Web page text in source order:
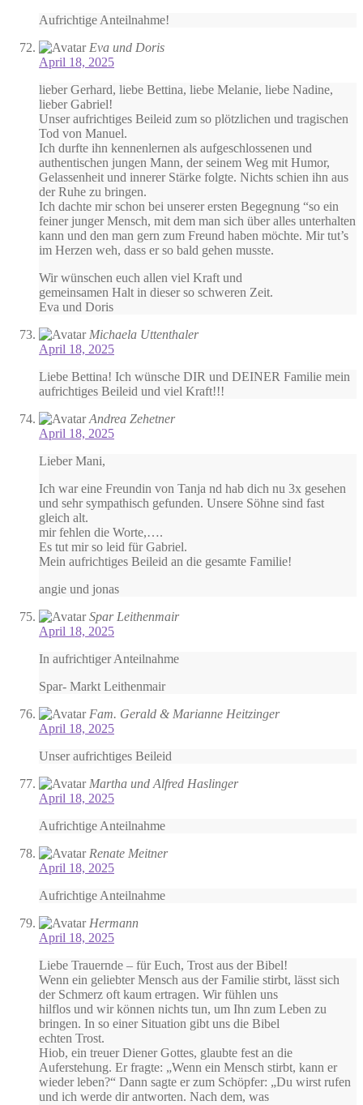
Aufrichtige Anteilnahme!
Eva und Doris
April 18, 2025
lieber Gerhard, liebe Bettina, liebe Melanie, liebe Nadine,
lieber Gabriel!
Unser aufrichtiges Beileid zum so plötzlichen und tragischen
Tod von Manuel.
Ich durfte ihn kennenlernen als aufgeschlossenen und
authentischen jungen Mann, der seinem Weg mit Humor,
Gelassenheit und innerer Stärke folgte. Nichts schien ihn aus
der Ruhe zu bringen.
Ich dachte mir schon bei unserer ersten Begegnung “so ein
feiner junger Mensch, mit dem man sich über alles unterhalten
kann und den man gern zum Freund haben möchte. Mir tut’s
im Herzen weh, dass er so bald gehen musste.
Wir wünschen euch allen viel Kraft und
gemeinsamen Halt in dieser so schweren Zeit.
Eva und Doris
Michaela Uttenthaler
April 18, 2025
Liebe Bettina! Ich wünsche DIR und DEINER Familie mein
aufrichtiges Beileid und viel Kraft!!!
Andrea Zehetner
April 18, 2025
Lieber Mani,
Ich war eine Freundin von Tanja nd hab dich nu 3x gesehen
und sehr sympathisch gefunden. Unsere Söhne sind fast
gleich alt.
mir fehlen die Worte,….
Es tut mir so leid für Gabriel.
Mein aufrichtiges Beileid an die gesamte Familie!
angie und jonas
Spar Leithenmair
April 18, 2025
In aufrichtiger Anteilnahme
Spar- Markt Leithenmair
Fam. Gerald & Marianne Heitzinger
April 18, 2025
Unser aufrichtiges Beileid
Martha und Alfred Haslinger
April 18, 2025
Aufrichtige Anteilnahme
Renate Meitner
April 18, 2025
Aufrichtige Anteilnahme
Hermann
April 18, 2025
Liebe Trauernde – für Euch, Trost aus der Bibel!
Wenn ein geliebter Mensch aus der Familie stirbt, lässt sich
der Schmerz oft kaum ertragen. Wir fühlen uns
hilflos und wir können nichts tun, um Ihn zum Leben zu
bringen. In so einer Situation gibt uns die Bibel
echten Trost.
Hiob, ein treuer Diener Gottes, glaubte fest an die
Auferstehung. Er fragte: „Wenn ein Mensch stirbt, kann er
wieder leben?“ Dann sagte er zum Schöpfer: „Du wirst rufen
und ich werde dir antworten. Nach dem, was